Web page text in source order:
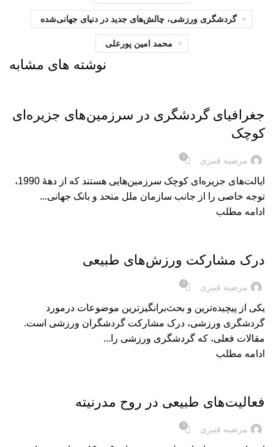
گردشگری ورزشی، چالش‌های جديد در دنيای جهانی‌شده
محمد امین پورعلی
نوشته های مشابه
جغرافیای گردشگری در سرزمین‌های جزیره‌ای
کوچک
مرضیه قنبری 0
ایالت‌های جزیره‌ای کوچک سرزمین‌هایی هستند که از دهۀ 1990،
توجه خاصی را از جانب سازمان ملل متحد و بانک جهانی...
ادامه مطلب
درک مشارکت ورزش‌های طبیعی
مرضیه قنبری 0
یکی از پیچیده‌ترین و بحث‌برانگیزترین موضوعات درمورد
گردشگری ورزشی، درک مشارکت‌ گردشگران ورزشی است.
مقالات فعلی، که گردشگری ورزشی را...
ادامه مطلب
فعاليت‌های طبيعی در روح مدرنيته
مرضیه قنبری 0